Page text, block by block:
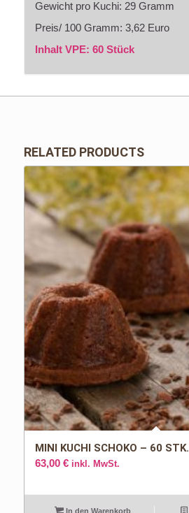
Gewicht pro Kuchi: 29 Gramm
Preis/ 100 Gramm: 3,62 Euro
Inhalt VPE: 60 Stück
RELATED PRODUCTS
MINI KUCHI SCHOKO – 60 STK.
63,00 € inkl. MwSt.
In den Warenkorb